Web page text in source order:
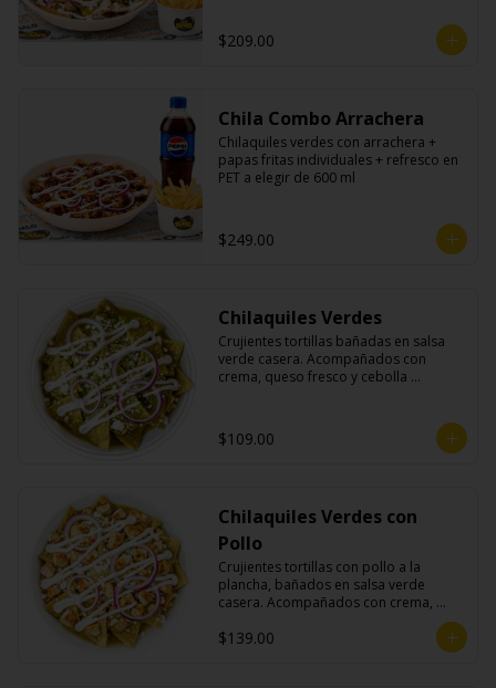
$209.00
Chila Combo Arrachera
Chilaquiles verdes con arrachera +
papas fritas individuales + refresco en
PET a elegir de 600 ml
$249.00
Chilaquiles Verdes
Crujientes tortillas bañadas en salsa
verde casera. Acompañados con
crema, queso fresco y cebolla
$109.00
Chilaquiles Verdes con
Pollo
Crujientes tortillas con pollo a la
plancha, bañados en salsa verde
casera. Acompañados con crema,
$139.00